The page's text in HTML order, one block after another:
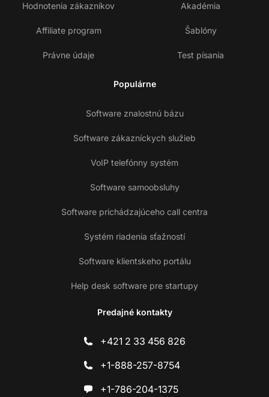
Hodnotenia zákazníkov
Affiliate program
Právne údaje
Akadémia
Šablóny
Test písania
Populárne
Software znalostnú bázu
Software zákazníckych služieb
VoIP telefónny systém
Software samoobsluhy
Software prichádzajúceho call centra
Systém riadenia sťažností
Software klientskeho portálu
Help desk software pre startupy
Predajné kontakty
+421 2 33 456 826
+1-888-257-8754
+1-786-204-1375